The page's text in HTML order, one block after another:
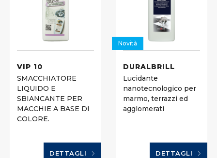
VIP 10
SMACCHIATORE
LIQUIDO E
SBIANCANTE PER
MACCHIE A BASE DI
COLORE.
DETTAGLI
Novità
DURALBRILL
Lucidante
nanotecnologico per
marmo, terrazzi ed
agglomerati
DETTAGLI